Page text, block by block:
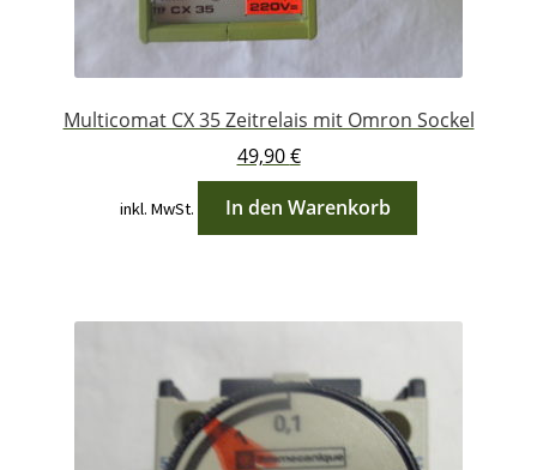
Multicomat CX 35 Zeitrelais mit Omron Sockel
49,90€
inkl. MwSt. In den Warenkorb